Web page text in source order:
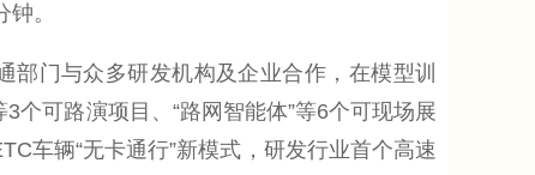
。
门与众多研发机构及企业合作，在模型训
个可路演项目、“路网智能体”等6个可现场展
车辆“无卡通行”新模式，研发行业首个高速